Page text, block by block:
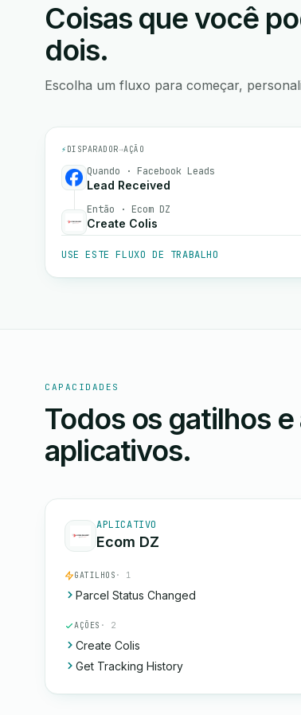
Coisas que você
dois.
Escolha um fluxo para começar,
⚡ DISPARADOR→AÇÃO
Quando · Facebook Leads
Lead Received
Então · Ecom DZ
Create Colis
USE ESTE FLUXO DE TRABALHO
CAPACIDADES
Todos os gatilhos
aplicativos.
APLICATIVO
Ecom DZ
GATILHOS · 1
Parcel Status Changed
AÇÕES · 2
Create Colis
Get Tracking History